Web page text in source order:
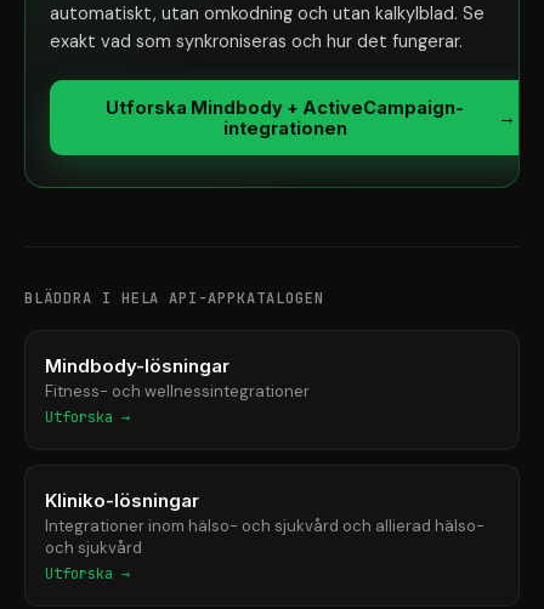
automatiskt, utan omkodning och utan kalkylblad. Se
exakt vad som synkroniseras och hur det fungerar.
Utforska Mindbody + ActiveCampaign-
integrationen
→
BLÄDDRA I HELA API-APPKATALOGEN
Mindbody-lösningar
Fitness- och wellnessintegrationer
Utforska →
Kliniko-lösningar
Integrationer inom hälso- och sjukvård och allierad hälso-
och sjukvård
Utforska →